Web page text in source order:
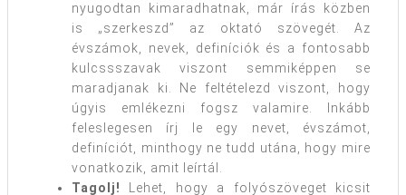
nyugodtan kimaradhatnak, már írás közben
is „szerkeszd” az oktató szövegét. Az
évszámok, nevek, definíciók és a fontosabb
kulcssszavak viszont semmiképpen se
maradjanak ki. Ne feltételezd viszont, hogy
úgyis emlékezni fogsz valamire. Inkább
feleslegesen írj le egy nevet, évszámot,
definíciót, minthogy ne tudd utána, hogy mire
vonatkozik, amit leírtál.
Tagolj!
Lehet, hogy a folyószöveget kicsit